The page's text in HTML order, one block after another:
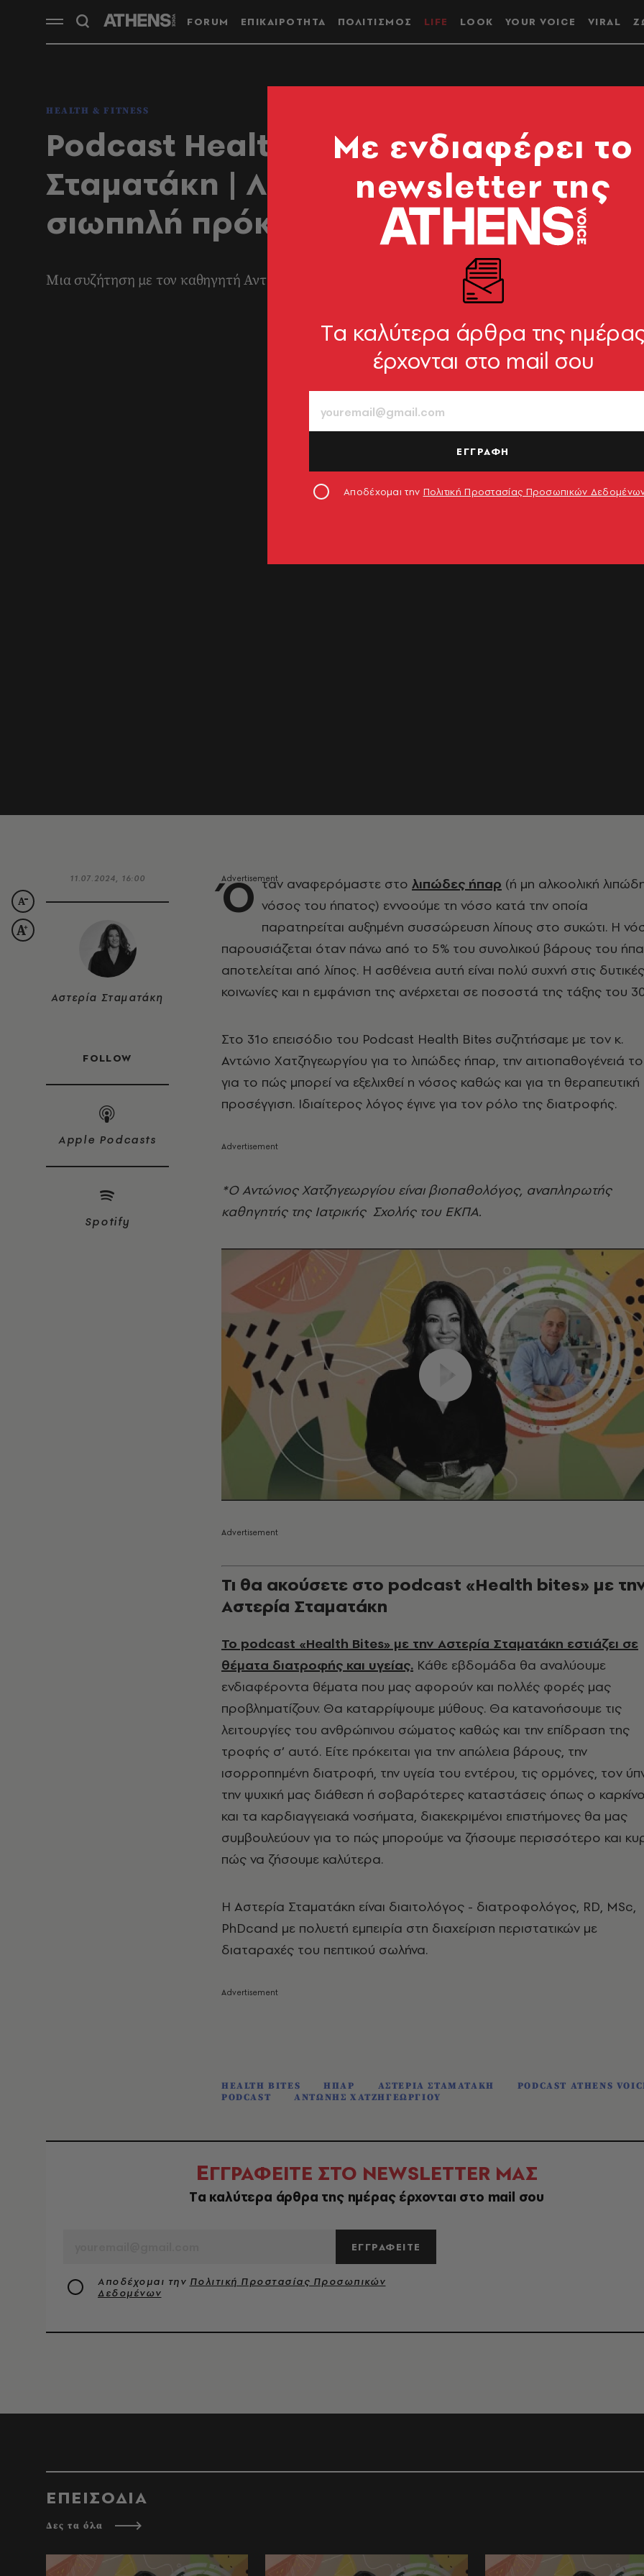
FORUM ΕΠΙΚΑΙΡΟΤΗΤΑ ΠΟΛΙΤΙΣΜΟΣ LIFE LOOK YOUR VOICE VIRAL
HEALTH & FITNESS
Podcast Health bites - Αστερία
Σταματάκη | Λιπώδες ήπαρ, η
σιωπηλή πρόκληση
Μια συζήτηση με τον καθηγητή Αντώνιο Χατζηγεωργίου
11.07.2024, 16:00
Αστερία Σταματάκη
FOLLOW
Apple Podcasts
Spotify
Ό ταν αναφερόμαστε στο λιπώδες ήπαρ (ή μη αλκοολική
νόσος του ήπατος) εννοούμε τη νόσο κατά την οποία
παρατηρείται αυξημένη συσσώρευση λίπους στο συκώτι. Η
παρουσιάζεται όταν πάνω από το 5% του συνολικού βάρους του
αποτελείται από λίπος. Η ασθένεια αυτή είναι πολύ συχνή στις δυτικές
κοινωνίες και η εμφάνιση της ανέρχεται σε ποσοστά της τάξης του
Στο 31o επεισόδιο του Podcast Health Bites συζητήσαμε με τον κ.
Αντώνιο Χατζηγεωργίου για το λιπώδες ήπαρ, την αιτιοπαθογένειά
για το πώς μπορεί να εξελιχθεί η νόσος καθώς και για τη θεραπευτική
προσέγγιση. Ιδιαίτερος λόγος έγινε για τον ρόλο της διατροφής.
*O Αντώνιος Χατζηγεωργίου είναι βιοπαθολόγος, αναπληρωτής
καθηγητής της Ιατρικής Σχολής του ΕΚΠΑ.
Τι θα ακούσετε στο podcast «Health bites» με
Αστερία Σταματάκη
Το podcast «Health Bites» με την Αστερία Σταματάκη εστιάζει σε
θέματα διατροφής και υγείας. Κάθε εβδομάδα θα αναλύουμε
ενδιαφέροντα θέματα που μας αφορούν και πολλές φορές μας
προβληματίζουν. Θα καταρρίψουμε μύθους. Θα κατανοήσουμε τις
λειτουργίες του ανθρώπινου σώματος καθώς και την επίδραση της
τροφής σ’ αυτό. Είτε πρόκειται για την απώλεια βάρους, την
ισορροπημένη διατροφή, την υγεία του εντέρου, τις ορμόνες, τον
την ψυχική μας διάθεση ή σοβαρότερες καταστάσεις όπως ο
και τα καρδιαγγειακά νοσήματα, διακεκριμένοι επιστήμονες θα μας
συμβουλεύουν για το πώς μπορούμε να ζήσουμε περισσότερο και
πώς να ζήσουμε καλύτερα.
Η Αστερία Σταματάκη είναι διαιτολόγος - διατροφολόγος, RD, MSc,
PhDcand με πολυετή εμπειρία στη διαχείριση περιστατικών με
διαταραχές του πεπτικού σωλήνα.
HEALTH BITES ΗΠΑΡ ΑΣΤΕΡΙΑ ΣΤΑΜΑΤΑΚΗ
PODCAST ATHENS
PODCAST
ΑΝΤΩΝΗΣ ΧΑΤΖΗΓΕΩΡΓΙΟΥ
ΕΓΓΡΑΦΕΙΤΕ ΣΤΟ NEWSLETTER ΜΑΣ
Tα καλύτερα άρθρα της ημέρας έρχονται στο mail σου
ΕΓΓΡΑΦΕΙΤΕ
Αποδέχομαι την Πολιτική Προστασίας Προσωπικών
Δεδομένων
ΕΠΕΙΣΟΔΙΑ
Δες τα όλα
Mε ενδιαφέρει το
newsletter της
Tα καλύτερα άρθρα της
έρχονται στο mail σου
ΕΓΓΡΑΦΗ
Αποδέχομαι την Πολιτική Προστασίας Προσωπικών